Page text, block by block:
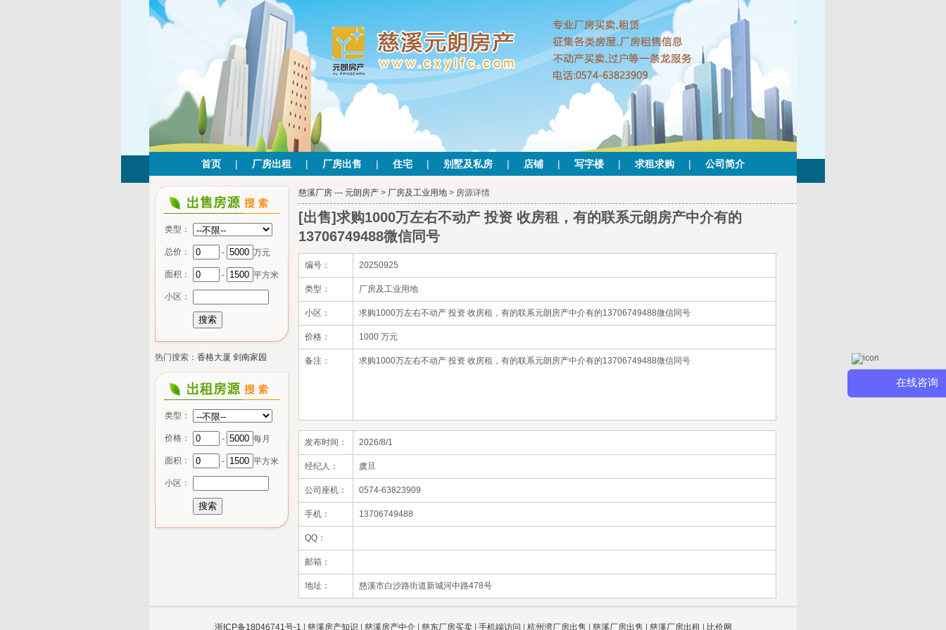
首页 | 厂房出租 | 厂房出售 | 住宅 | 别墅及私房 | 店铺 | 写字楼 | 求租求购 | 公司简介
类型：
总价： - 万元
面积： - 平方米
小区：
热门搜索： 香格大厦 剑南家园
类型：
价格： - 每月
面积： - 平方米
小区：
慈溪厂房 --- 元朗房产 > 厂房及工业用地 > 房源详情
[出售]求购1000万左右不动产 投资 收房租，有的联系元朗房产中介有的
13706749488微信同号
编号： 20250925
类型： 厂房及工业用地
小区： 求购1000万左右不动产 投资 收房租，有的联系元朗房产中介有的13706749488微信同号
价格： 1000 万元
备注： 求购1000万左右不动产 投资 收房租，有的联系元朗房产中介有的13706749488微信同号
发布时间： 2026/8/1
经纪人： 虞旦
公司座机： 0574-63823909
手机： 13706749488
QQ：
邮箱：
地址： 慈溪市白沙路街道新城河中路478号
浙ICP备18046741号-1 慈溪房产知识 慈溪房产中介| 慈东厂房买卖| 手机端访问 杭州湾厂房出售 慈溪厂房出售 慈溪厂房出租 比价网
在线咨询